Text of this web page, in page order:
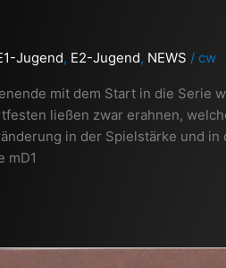
Jugend, E2-Jugend, NEWS / cw
mit dem Start in die
ließen zwar erahnen,
in der Spielstärke und
mD1